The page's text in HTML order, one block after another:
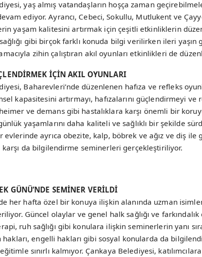
yaş almış vatandaşların hoşça zaman
ediyor. Ayrancı, Cebeci, Sokullu, Mutlukent ve
yaşam kalitesini artırmak için çeşitli etkinliklerin
gibi birçok farklı konuda bilgi verilirken ileri yaşın
zihin çalıştıran akıl oyunları etkinlikleri de
İÇİN AKIL OYUNLARI
Baharevleri’nde düzenlenen hafıza ve refleks
kapasitesini artırmayı, hafızalarını güçlendirmeyi
ve demans gibi hastalıklara karşı önemli bir
günlük yaşamlarını daha kaliteli ve sağlıklı bir şekilde
evlerinde ayrıca obezite, kalp, böbrek ve ağız ve diş ile
karşı da bilgilendirme seminerleri gerçekleştiriliyor.
GÜNÜ’NDE SEMİNER VERİLDİ
her hafta özel bir konuya ilişkin alanında uzman
Güncel olaylar ve genel halk sağlığı ve farkındalık
ruh sağlığı gibi konulara ilişkin seminerlerin yanı
hakları, engelli hakları gibi sosyal konularda da
sınırlı kalmıyor. Çankaya Belediyesi,